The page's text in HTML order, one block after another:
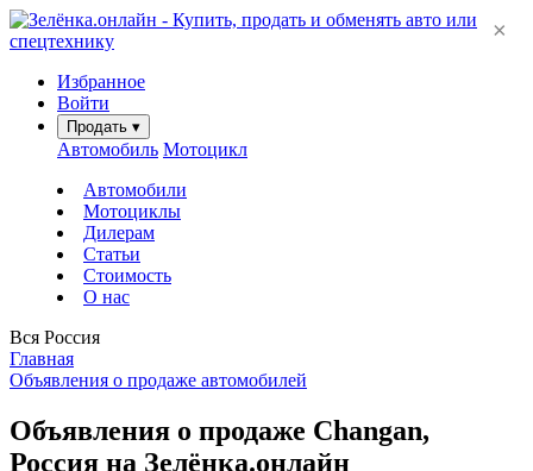
Избранное
Войти
Продать ▾
Автомобиль Мотоцикл
Автомобили
Мотоциклы
Дилерам
Статьи
Стоимость
О нас
Вся Россия
Главная
Объявления о продаже автомобилей
Объявления о продаже Changan,
Россия на Зелёнка.онлайн
×